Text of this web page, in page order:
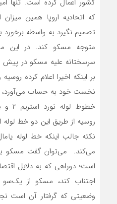
که اتحادیه اروپا همین میزان
تصمیم نگیرد به واسطه برخورد
متوجه مسکو کند. در این
سرسختانه علیه مسکو در پیش
بر اینکه اخیرا اعلام کرده
نخست خود به حساب می‌آورد،
خطوط
روسیه از طریق این دو خط لوله
نکته جالب اینکه خط لوله
می‌کند. می‌توان گفت مسکو
است؛ دوراهی که به دلایل
اجتناب کند، مسکو از
وضعیتی که گرفتار آن است